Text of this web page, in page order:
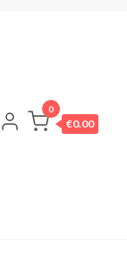
0
€0.00